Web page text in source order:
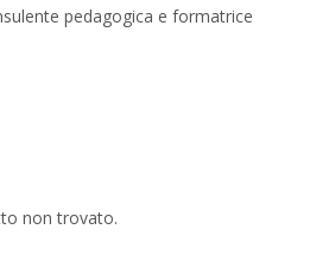
pedagogica e formatrice
non trovato.